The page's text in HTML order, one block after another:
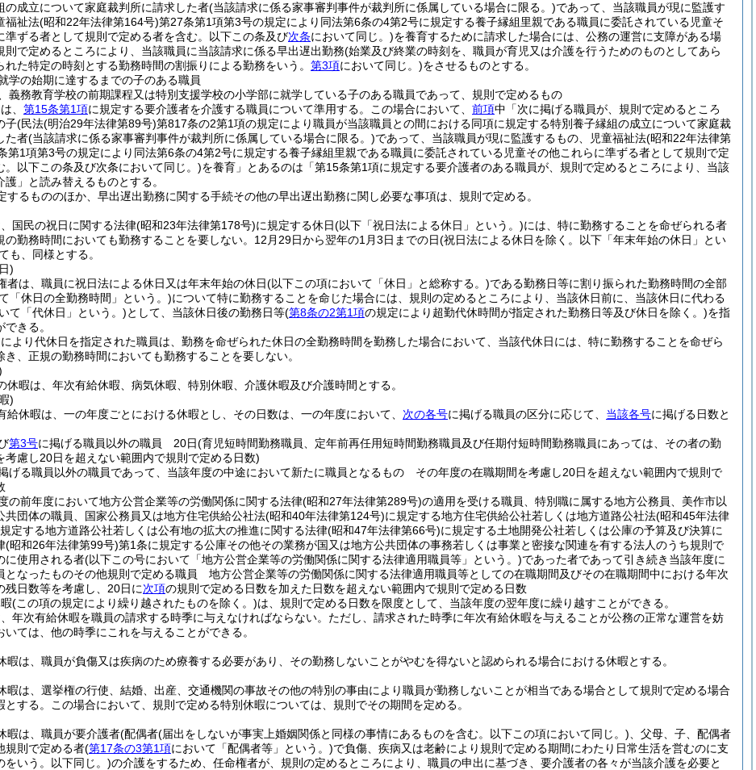
の成立について家庭裁判所に請求した者(当該請求に係る家事審判事件が裁判所に係属している場合に限る。)であって、当該職員が現に監護す
福祉法(昭和22年法律第164号)第27条第1項第3号の規定により同法第6条の4第2号に規定する養子縁組里親である職員に委託されている児童そ
準ずる者として規則で定める者を含む。以下この条及び次条において同じ。)を養育するために請求した場合には、公務の運営に支障がある場
則で定めるところにより、当該職員に当該請求に係る早出遅出勤務(始業及び終業の時刻を、職員が育児又は介護を行うためのものとしてあら
れた特定の時刻とする勤務時間の割振りによる勤務をいう。 第3項において同じ。)をさせるものとする。
学の始期に達するまでの子のある職員
義務教育学校の前期課程又は特別支援学校の小学部に就学している子のある職員であって、規則で定めるもの
、 第15条第1項に規定する要介護者を介護する職員について準用する。 この場合において、 前項中「次に掲げる職員が、規則で定めるところ
子(民法(明治29年法律第89号)第817条の2第1項の規定により職員が当該職員との間における同項に規定する特別養子縁組の成立について家庭裁
た者(当該請求に係る家事審判事件が裁判所に係属している場合に限る。)であって、当該職員が現に監護するもの、児童福祉法(昭和22年法律第
第1項第3号の規定により同法第6条の4第2号に規定する養子縁組里親である職員に委託されている児童その他これらに準ずる者として規則で定
。以下この条及び次条において同じ。)を養育」とあるのは「第15条第1項に規定する要介護者のある職員が、規則で定めるところにより、当該
護」と読み替えるものとする。
するもののほか、早出遅出勤務に関する手続その他の早出遅出勤務に関し必要な事項は、規則で定める。
国民の祝日に関する法律(昭和23年法律第178号)に規定する休日(以下「祝日法による休日」という。)には、特に勤務することを命ぜられる者
の勤務時間においても勤務することを要しない。 12月29日から翌年の1月3日までの日(祝日法による休日を除く。以下「年末年始の休日」とい
も、同様とする。
)
者は、職員に祝日法による休日又は年末年始の休日(以下この項において「休日」と総称する。)である勤務日等に割り振られた勤務時間の全部
「休日の全勤務時間」という。)について特に勤務することを命じた場合には、規則の定めるところにより、当該休日前に、当該休日に代わる
て「代休日」という。)として、当該休日後の勤務日等(第8条の2第1項の規定により超勤代休時間が指定された勤務日等及び休日を除く。)を指
きる。
より代休日を指定された職員は、勤務を命ぜられた休日の全勤務時間を勤務した場合において、当該代休日には、特に勤務することを命ぜら
き、正規の勤務時間においても勤務することを要しない。
休暇は、年次有給休暇、病気休暇、特別休暇、介護休暇及び介護時間とする。
)
給休暇は、一の年度ごとにおける休暇とし、その日数は、一の年度において、 次の各号に掲げる職員の区分に応じて、 当該各号に掲げる日数と
第3号に掲げる職員以外の職員 20日(育児短時間勤務職員、定年前再任用短時間勤務職員及び任期付短時間勤務職員にあっては、その者の勤
考慮し20日を超えない範囲内で規則で定める日数)
げる職員以外の職員であって、当該年度の中途において新たに職員となるもの その年度の在職期間を考慮し20日を超えない範囲内で規則で
の前年度において地方公営企業等の労働関係に関する法律(昭和27年法律第289号)の適用を受ける職員、特別職に属する地方公務員、美作市以
共団体の職員、国家公務員又は地方住宅供給公社法(昭和40年法律第124号)に規定する地方住宅供給公社若しくは地方道路公社法(昭和45年法律
定する地方道路公社若しくは公有地の拡大の推進に関する法律(昭和47年法律第66号)に規定する土地開発公社若しくは公庫の予算及び決算に
(昭和26年法律第99号)第1条に規定する公庫その他その業務が国又は地方公共団体の事務若しくは事業と密接な関連を有する法人のうち規則で
に使用される者(以下この号において「地方公営企業等の労働関係に関する法律適用職員等」という。)であった者であって引き続き当該年度に
となったものその他規則で定める職員 地方公営企業等の労働関係に関する法律適用職員等としての在職期間及びその在職期間中における年次
残日数等を考慮し、20日に次項の規則で定める日数を加えた日数を超えない範囲内で規則で定める日数
(この項の規定により繰り越されたものを除く。)は、規則で定める日数を限度として、当該年度の翌年度に繰り越すことができる。
年次有給休暇を職員の請求する時季に与えなければならない。 ただし、請求された時季に年次有給休暇を与えることが公務の正常な運営を妨
いては、他の時季にこれを与えることができる。
暇は、職員が負傷又は疾病のため療養する必要があり、その勤務しないことがやむを得ないと認められる場合における休暇とする。
暇は、選挙権の行使、結婚、出産、交通機関の事故その他の特別の事由により職員が勤務しないことが相当である場合として規則で定める場合
する。
この場合において、規則で定める特別休暇については、規則でその期間を定める。
暇は、職員が要介護者(配偶者(届出をしないが事実上婚姻関係と同様の事情にあるものを含む。以下この項において同じ。) 、父母、子、配偶者
規則で定める者(第17条の3第1項において「配偶者等」という。)で負傷、疾病又は老齢により規則で定める期間にわたり日常生活を営むのに支
をいう。以下同じ。)の介護をするため、任命権者が、規則の定めるところにより、職員の申出に基づき、要介護者の各々が当該介護を必要と